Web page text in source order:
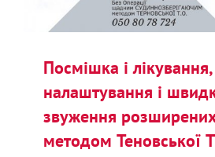
Посмішка і
налаштування і
звуження
методом Теновської